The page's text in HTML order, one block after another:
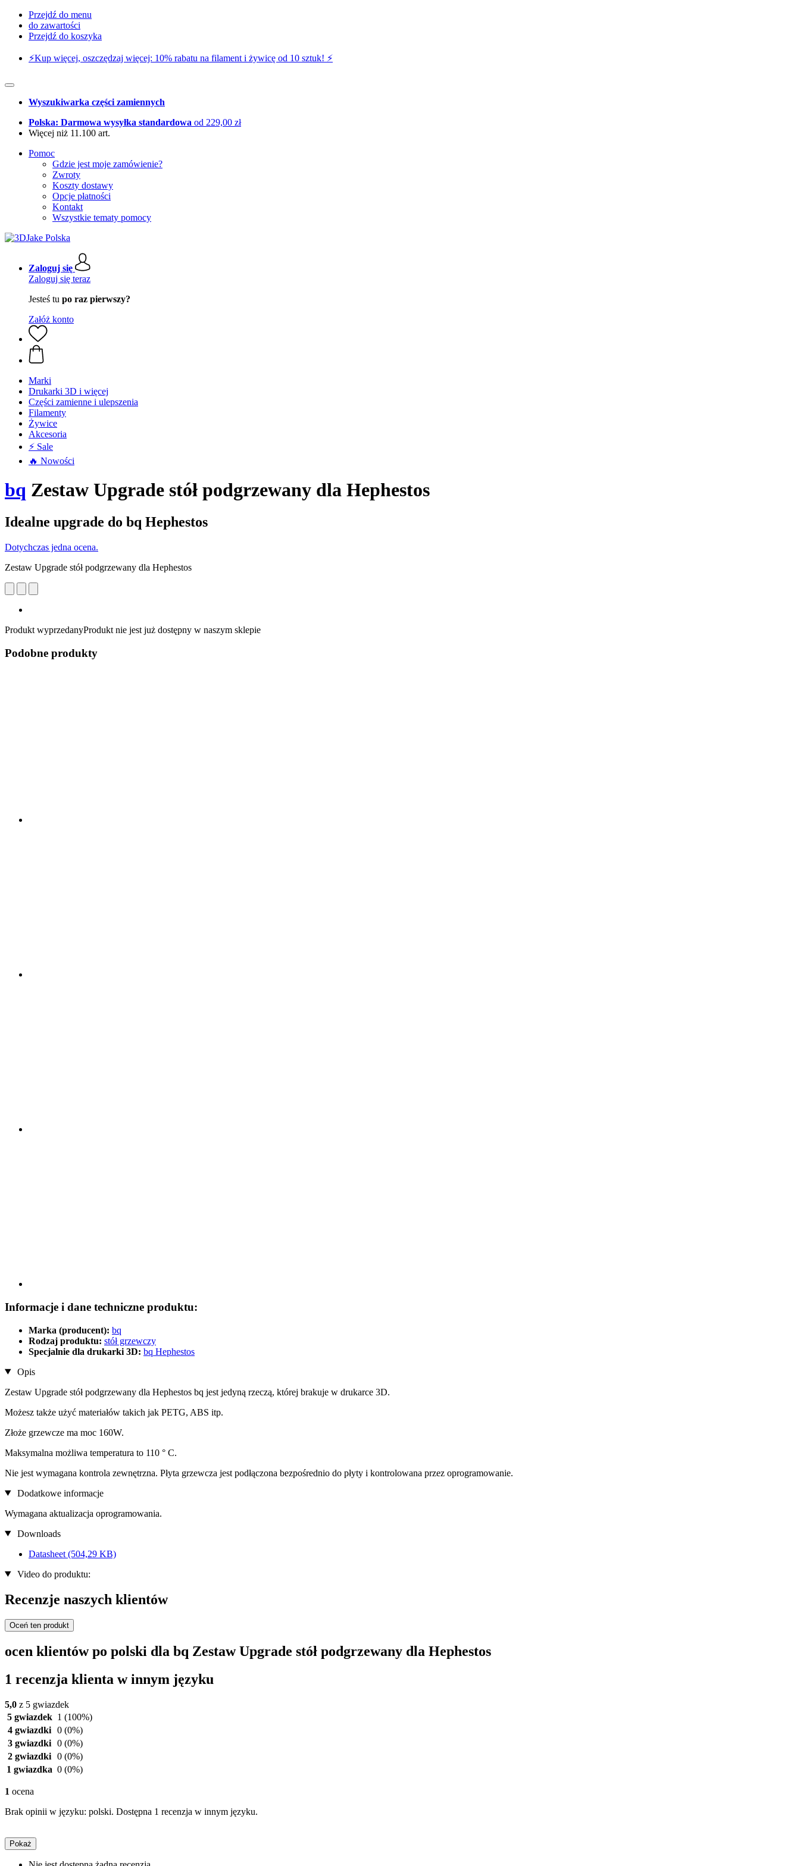
Przejdź do menu
do zawartości
Przejdź do koszyka
⚡️Kup więcej, oszczędzaj więcej: 10% rabatu na filament i żywicę od 10 sztuk! ⚡️
Wyszukiwarka części zamiennych
Polska: Darmowa wysyłka standardowa od 229,00 zł
Więcej niż 11.100 art.
Pomoc
Gdzie jest moje zamówienie?
Zwroty
Koszty dostawy
Opcje płatności
Kontakt
Wszystkie tematy pomocy
Zaloguj się
Zaloguj się teraz
Jesteś tu po raz pierwszy?
Załóż konto
Marki
Drukarki 3D i więcej
Części zamienne i ulepszenia
Filamenty
Żywice
Akcesoria
⚡ Sale
🔥 Nowości
bq Zestaw Upgrade stół podgrzewany dla Hephestos
Idealne upgrade do bq Hephestos
Dotychczas jedna ocena.
Zestaw Upgrade stół podgrzewany dla Hephestos
Produkt wyprzedanyProdukt nie jest już dostępny w naszym sklepie
Podobne produkty
Informacje i dane techniczne produktu:
Marka (producent): bq
Rodzaj produktu: stół grzewczy
Specjalnie dla drukarki 3D: bq Hephestos
Opis
Zestaw Upgrade stół podgrzewany dla Hephestos bq jest jedyną rzeczą, której brakuje w drukarce 3D.
Możesz także użyć materiałów takich jak PETG, ABS itp.
Złoże grzewcze ma moc 160W.
Maksymalna możliwa temperatura to 110 ° C.
Nie jest wymagana kontrola zewnętrzna. Płyta grzewcza jest podłączona bezpośrednio do płyty i kontrolowana przez oprogramowanie.
Dodatkowe informacje
Wymagana aktualizacja oprogramowania.
Downloads
Datasheet (504,29 KB)
Video do produktu:
Recenzje naszych klientów
Oceń ten produkt
ocen klientów po polski dla bq Zestaw Upgrade stół podgrzewany dla Hephestos
1 recenzja klienta w innym języku
5,0 z 5 gwiazdek
5 gwiazdek 1 (100%)
4 gwiazdki 0 (0%)
3 gwiazdki 0 (0%)
2 gwiazdki 0 (0%)
1 gwiazdka 0 (0%)
1 ocena
Brak opinii w języku: polski. Dostępna 1 recenzja w innym języku.
Pokaż